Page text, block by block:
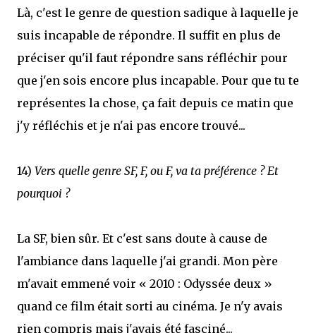
Là, c'est le genre de question sadique à laquelle je
suis incapable de répondre. Il suffit en plus de
préciser qu'il faut répondre sans réfléchir pour
que j'en sois encore plus incapable. Pour que tu te
représentes la chose, ça fait depuis ce matin que
j'y réfléchis et je n'ai pas encore trouvé...
14) Vers quelle genre SF, F, ou F, va ta préférence ? Et
pourquoi ?
La SF, bien sûr. Et c'est sans doute à cause de
l'ambiance dans laquelle j'ai grandi. Mon père
m'avait emmené voir « 2010 : Odyssée deux »
quand ce film était sorti au cinéma. Je n'y avais
rien compris mais j'avais été fasciné...